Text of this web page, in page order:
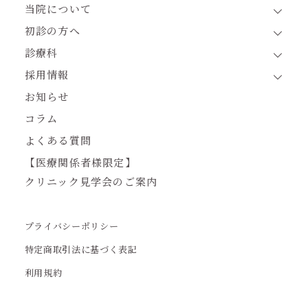
当院について
初診の方へ
診療科
採用情報
お知らせ
コラム
よくある質問
【医療関係者様限定】
クリニック見学会のご案内
プライバシーポリシー
特定商取引法に基づく表記
利用規約